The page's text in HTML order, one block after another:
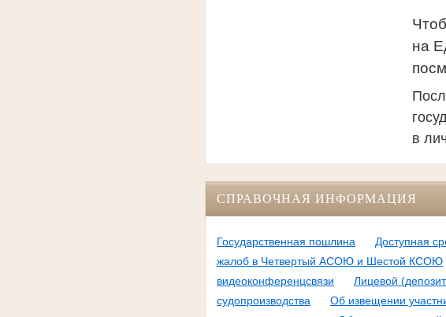
на
в
СПРАВОЧНАЯ ИНФОРМАЦИЯ
Государственная пошлина Доступная
жалоб в Четвертый АСОЮ и Шестой КСОЮ
видеоконференцсвязи
Лицевой
судопроизводства
Об извещении